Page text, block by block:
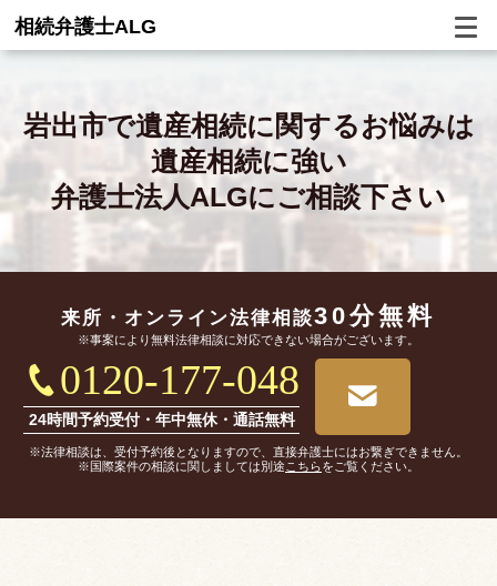
相続弁護士ALG
岩出市で遺産相続に関するお悩みは
遺産相続に強い
弁護士法人ALGにご相談下さい
来所・オンライン法律相談30分無料
※事案により無料法律相談に対応できない場合がございます。
0120-177-048
24時間予約受付・年中無休・通話無料
※法律相談は、受付予約後となりますので、直接弁護士にはお繋ぎできません。
※国際案件の相談に関しましては別途 こちらをご覧ください。